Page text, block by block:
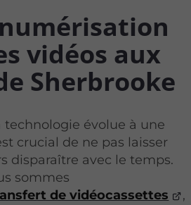
vidéos aux
Sherbrooke
évolue à une
crucial de ne pas laisser
disparaître avec le temps.
sommes
de vidéocassettes
,